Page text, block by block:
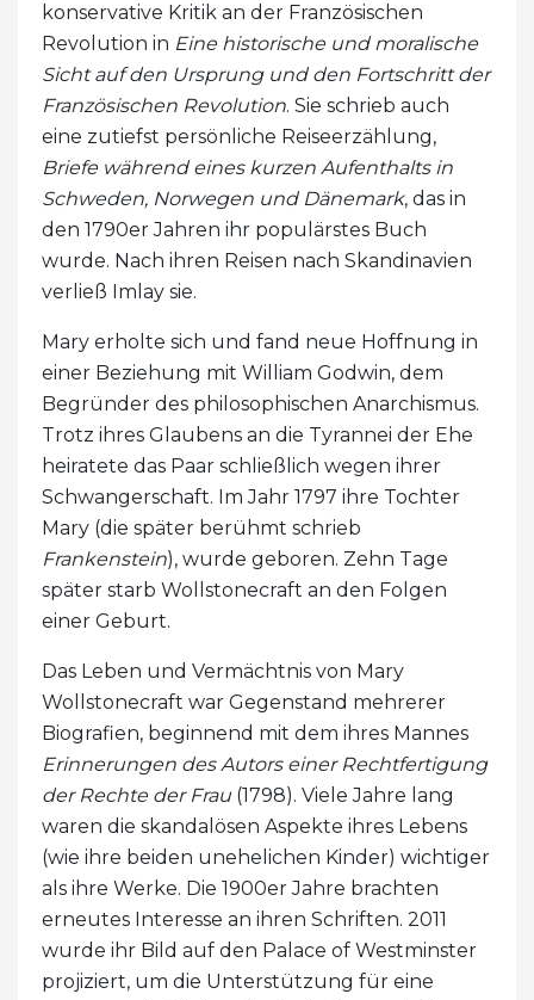
konservative Kritik an der Französischen
Revolution in Eine historische und moralische
Sicht auf den Ursprung und den Fortschritt der
Französischen Revolution. Sie schrieb auch
eine zutiefst persönliche Reiseerzählung,
Briefe während eines kurzen Aufenthalts in
Schweden, Norwegen und Dänemark, das in
den 1790er Jahren ihr populärstes Buch
wurde. Nach ihren Reisen nach Skandinavien
verließ Imlay sie.
Mary erholte sich und fand neue Hoffnung in
einer Beziehung mit William Godwin, dem
Begründer des philosophischen Anarchismus.
Trotz ihres Glaubens an die Tyrannei der Ehe
heiratete das Paar schließlich wegen ihrer
Schwangerschaft. Im Jahr 1797 ihre Tochter
Mary (die später berühmt schrieb
Frankenstein), wurde geboren. Zehn Tage
später starb Wollstonecraft an den Folgen
einer Geburt.
Das Leben und Vermächtnis von Mary
Wollstonecraft war Gegenstand mehrerer
Biografien, beginnend mit dem ihres Mannes
Erinnerungen des Autors einer Rechtfertigung
der Rechte der Frau (1798). Viele Jahre lang
waren die skandalösen Aspekte ihres Lebens
(wie ihre beiden unehelichen Kinder) wichtiger
als ihre Werke. Die 1900er Jahre brachten
erneutes Interesse an ihren Schriften. 2011
wurde ihr Bild auf den Palace of Westminster
projiziert, um die Unterstützung für eine